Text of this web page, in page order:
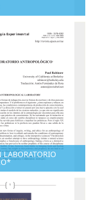
LABORATORIO